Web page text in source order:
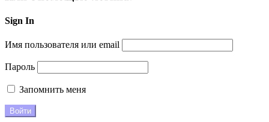
Sign In
Имя пользователя или email
Пароль
Запомнить меня